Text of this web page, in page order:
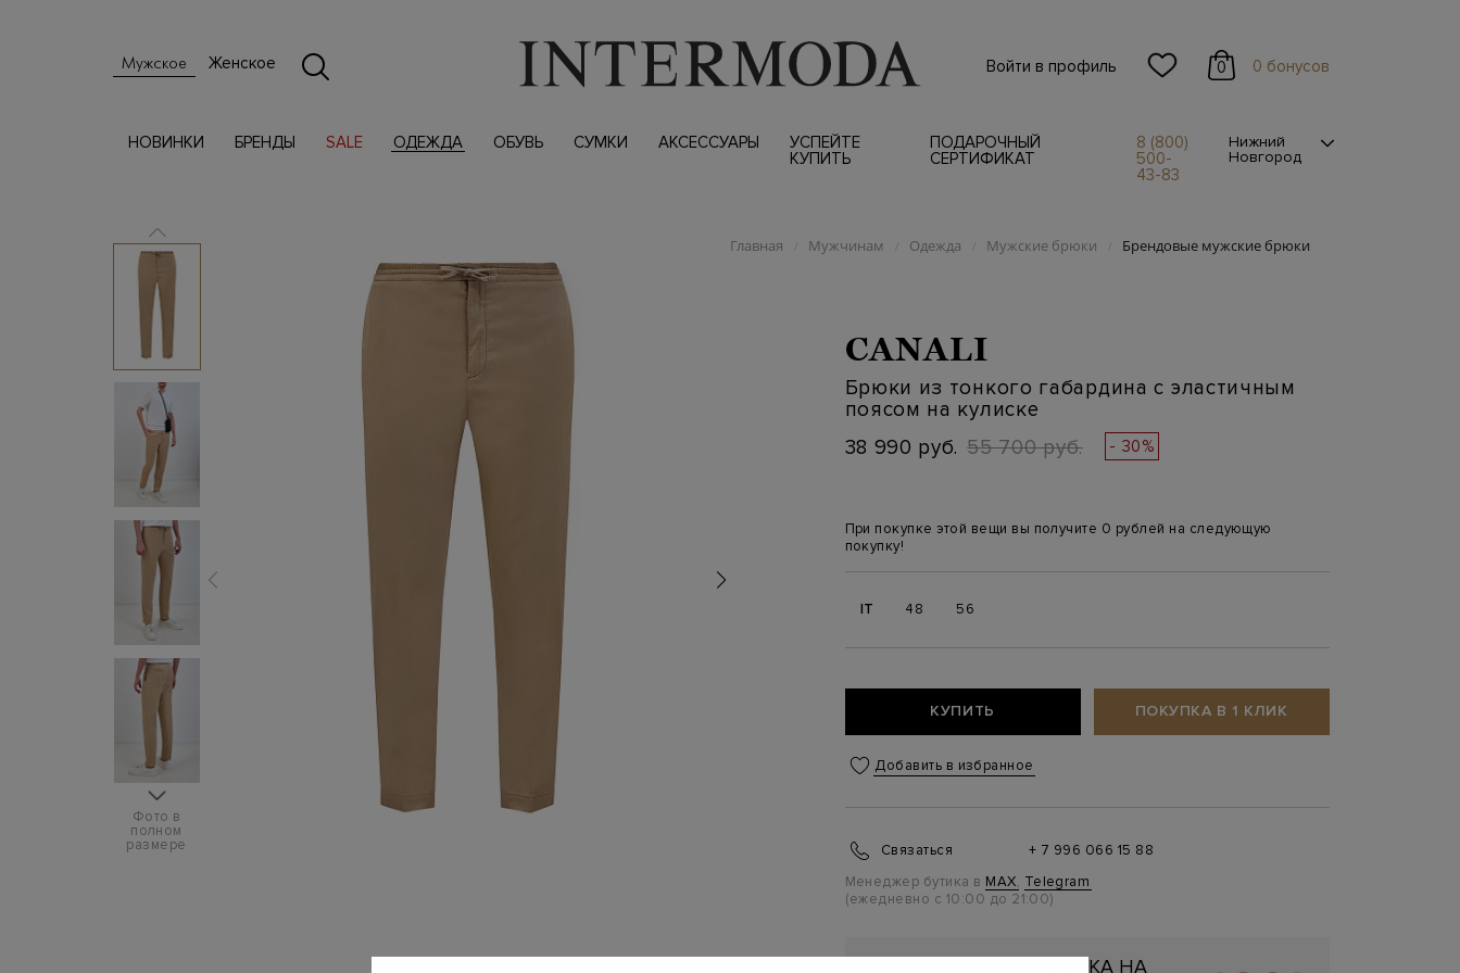
Мужское Женское Войти в профиль 0 0 бонусов
НОВИНКИ БРЕНДЫ SALE ОДЕЖДА ОБУВЬ СУМКИ АКСЕССУАРЫ
УСПЕЙТЕ
КУПИТЬ
ПОДАРОЧНЫЙ
СЕРТИФИКАТ
8 (800)
500-
43-83
Нижний
Новгород
Фото в
полном
размере
Главная / Мужчинам / Одежда / Мужские брюки / Брендовые мужские брюки
CANALI
Брюки из тонкого габардина с эластичным
поясом на кулиске
38 990 руб. 55 700 руб. - 30%
При покупке этой вещи вы получите 0 рублей на следующую
покупку!
IT 48 56
КУПИТЬ ПОКУПКА В 1 КЛИК
Добавить в избранное
Связаться
+ 7 996 066 15 88
Менеджер бутика в MAX, Telegram
(ежедневно с 10:00 до 21:00)
ПЕРСОНАЛЬНАЯ СКИДКА НА